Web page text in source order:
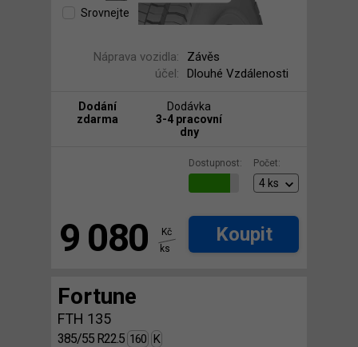
Srovnejte
Náprava vozidla:
Závěs
účel:
Dlouhé Vzdálenosti
Dodání
zdarma
Dodávka
3-4 pracovní
dny
Dostupnost: Počet:
9 080
Kč
ks
Koupit
Fortune
FTH 135
385/55 R22.5 160 K